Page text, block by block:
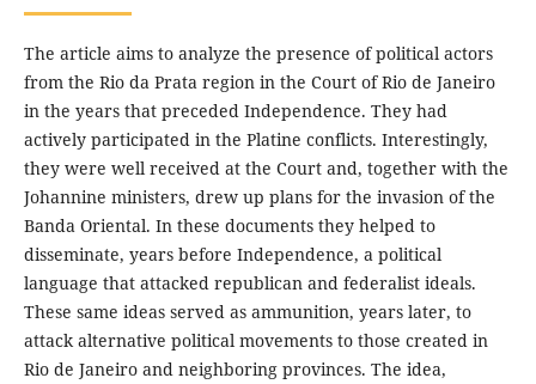
The article aims to analyze the presence of political actors
from the Rio da Prata region in the Court of Rio de Janeiro
in the years that preceded Independence. They had
actively participated in the Platine conflicts. Interestingly,
they were well received at the Court and, together with the
Johannine ministers, drew up plans for the invasion of the
Banda Oriental. In these documents they helped to
disseminate, years before Independence, a political
language that attacked republican and federalist ideals.
These same ideas served as ammunition, years later, to
attack alternative political movements to those created in
Rio de Janeiro and neighboring provinces. The idea,